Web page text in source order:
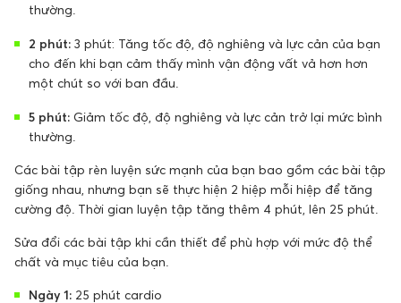
thường.
2 phút: 3 phút: Tăng tốc độ, độ nghiêng và lực cản của bạn
cho đến khi bạn cảm thấy mình vận động vất vả hơn hơn
một chút so với ban đầu.
5 phút: Giảm tốc độ, độ nghiêng và lực cản trở lại mức bình
thường.
Các bài tập rèn luyện sức mạnh của bạn bao gồm các bài tập
giống nhau, nhưng bạn sẽ thực hiện 2 hiệp mỗi hiệp để tăng
cường độ. Thời gian luyện tập tăng thêm 4 phút, lên 25 phút.
Sửa đổi các bài tập khi cần thiết để phù hợp với mức độ thể
chất và mục tiêu của bạn.
Ngày 1: 25 phút cardio